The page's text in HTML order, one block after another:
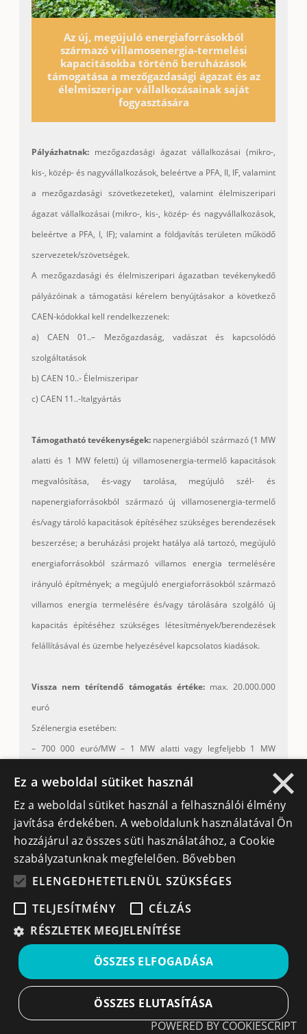
Az új, megújuló energiaforrásokból
származó villamosenergia-termelési
kapacitásokba történő beruházások
támogatása a mezőgazdasági ágazat és az
élelmiszeripar vállalkozásainak saját
fogyasztására
Pályázhatnak: mezőgazdasági ágazat vállalkozásai (mikro-,
kis-, közép- és nagyvállalkozások, beleértve a PFA, II, IF, valamint
a mezőgazdasági szövetkezeteket), valamint élelmiszeripari
ágazat vállalkozásai (mikro-, kis-, közép- és nagyvállalkozások,
beleértve a PFA, I, IF); valamint a földjavítás területen működő
szervezetek/szövetségek.
A mezőgazdasági és élelmiszeripari ágazatban tevékenykedő
pályázóinak a támogatási kérelem benyújtásakor a következő
CAEN-kódokkal kell rendelkezzenek:
a) CAEN 01..– Mezőgazdaság, vadászat és kapcsolódó
szolgáltatások
b) CAEN 10..- Élelmiszeripar
c) CAEN 11..-Italgyártás
Támogatható tevékenységek: napenergiából származó (1 MW
alatti és 1 MW feletti) új villamosenergia-termelő kapacitások
megvalósítása, és-vagy tarolása, megújuló szél- és
napenergiaforrásokból származó új villamosenergia-termelő
és/vagy tároló kapacitások építéséhez szükséges berendezések
beszerzése; a beruházási projekt hatálya alá tartozó, megújuló
energiaforrásokból származó villamos energia termelésére
irányuló építmények; a megújuló energiaforrásokból származó
villamos energia termelésére és/vagy tárolására szolgáló új
kapacitás építéséhez szükséges létesítmények/berendezések
felállításával és üzembe helyezésével kapcsolatos kiadások.
Vissza nem térítendő támogatás értéke: max. 20.000.000
euró
Szélenergia esetében:
– 700 000 euró/MW – 1 MW alatti vagy legfeljebb 1 MW
– 700 000 euró/MW – 1 MW feletti beépített kapacitás esetén.
Napenergia esetében:
– 650 000 euró/MW – 1 MW alatti vagy legfeljebb 1 MW
kapacitás esetén;
– 550 000 euró/MW – 1 MW feletti beépített kapacitás esetén
A pályázat benyújtásának várható időszaka:
×
Ez a weboldal sütiket használ
Ez a weboldal sütiket használ a felhasználói élmény
javítása érdekében. A weboldalunk használatával Ön
hozzájárul az összes süti használatához, a Cookie
szabályzatunknak megfelelően. Bővebben
ELENGEDHETETLENÜL SZÜKSÉGES
TELJESÍTMÉNY
CÉLZÁS
RÉSZLETEK MEGJELENÍTÉSE
ÖSSZES ELFOGADÁSA
ÖSSZES ELUTASÍTÁSA
POWERED BY COOKIESCRIPT